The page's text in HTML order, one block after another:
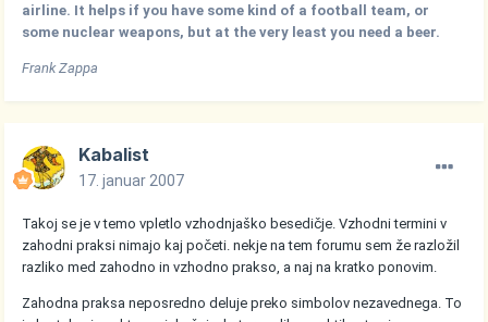
airline. It helps if you have some kind of a football team, or
some nuclear weapons, but at the very least you need a beer.
Frank Zappa
Kabalist
17. januar 2007
Takoj se je v temo vpletlo vzhodnjaško besedičje. Vzhodni termini v
zahodni praksi nimajo kaj početi. nekje na tem forumu sem že razložil
razliko med zahodno in vzhodno prakso, a naj na kratko ponovim.
Zahodna praksa neposredno deluje preko simbolov nezavednega. To